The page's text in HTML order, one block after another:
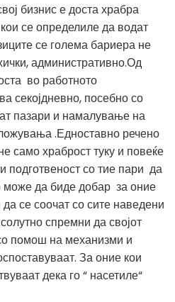
бизнис е доста храбра
се определиле да водат
се голема бариера не
административно.Од
во работното
секојдневно, посебно со
пазари и намалување на
.Едноставно речено
само храброст туку и повеќе
подготвеност со тие пари да
може да биде добар за оние
се соочат со сите наведени
спремни да својот
помош на механизми и
За оние кои
дека го “ насетиле“